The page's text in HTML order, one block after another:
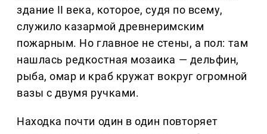
здание II века, которое, судя по всему,
служило казармой древнеримским
пожарным. Но главное не стены, а пол: там
нашлась редкостная мозаика — дельфин,
рыба, омар и краб кружат вокруг огромной
вазы с двумя ручками.
Находка почти один в один повторяет